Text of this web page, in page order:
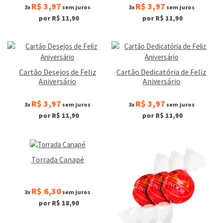
3x R$ 3,97 sem juros
por R$ 11,90
3x R$ 3,97 sem juros
por R$ 11,90
Cartão Desejos de Feliz
Aniversário
3x R$ 3,97 sem juros
por R$ 11,90
Cartão Dedicatória de Feliz
Aniversário
3x R$ 3,97 sem juros
por R$ 11,90
Torrada Canapé
3x R$ 6,30 sem juros
por R$ 18,90